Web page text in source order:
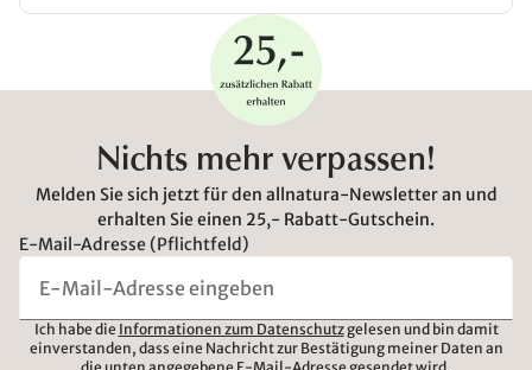
Nichts mehr verpassen!
Melden Sie sich jetzt für den allnatura-Newsletter an und
erhalten Sie einen 25,- Rabatt-Gutschein.
E-Mail-Adresse (Pflichtfeld)
Ich habe die Informationen zum Datenschutzgelesen und bin damit
einverstanden, dass eine Nachricht zur Bestätigung meiner Daten an